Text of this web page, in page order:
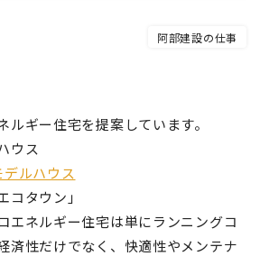
阿部建設の仕事
ルギー住宅を提案しています。
ウス
ルハウス
タウン」
エネルギー住宅は単にランニングコ
済性だけでなく、快適性やメンテナ